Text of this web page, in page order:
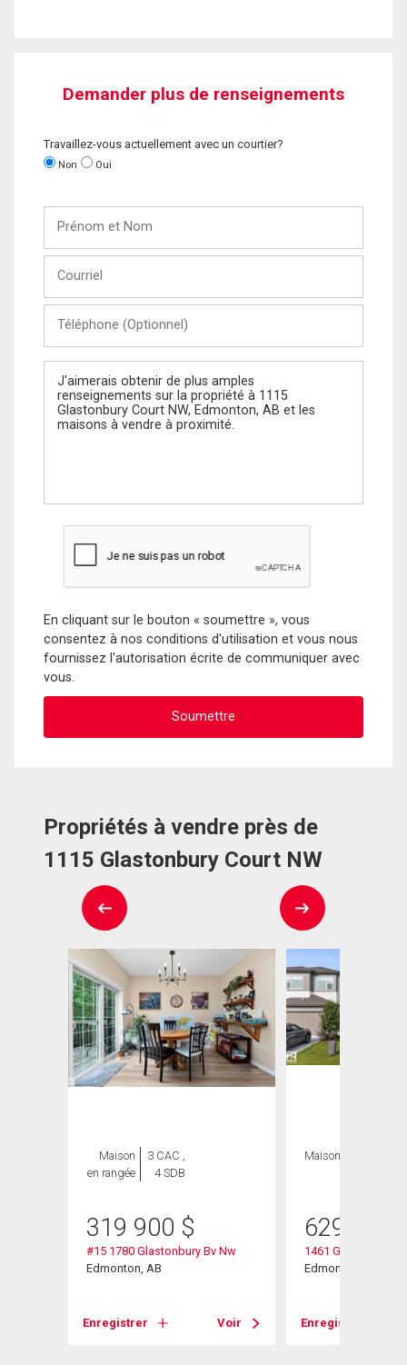
Demander plus de renseignements
Travaillez-vous actuellement avec un courtier?
Non Oui
Nom
(Optionnel)
Message
En cliquant sur le bouton « soumettre », vous
consentez à nos conditions d'utilisation et vous nous
fournissez l'autorisation écrite de communiquer avec
vous.
Propriétés à vendre près de
1115 Glastonbury Court NW
Maison
en rangée
3 CAC ,
4 SDB
319 900 $
#15 1780 Glastonbury Bv Nw
Edmonton, AB
Enregistrer Voir
Maison
629 000
1461 Goodspeed
Edmonton, AB
Enregistrer